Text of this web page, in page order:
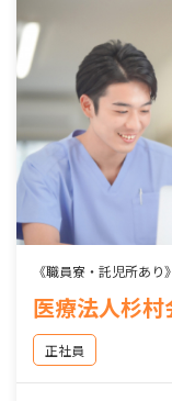
《職員寮・託児所あ
医療法人杉
正社員